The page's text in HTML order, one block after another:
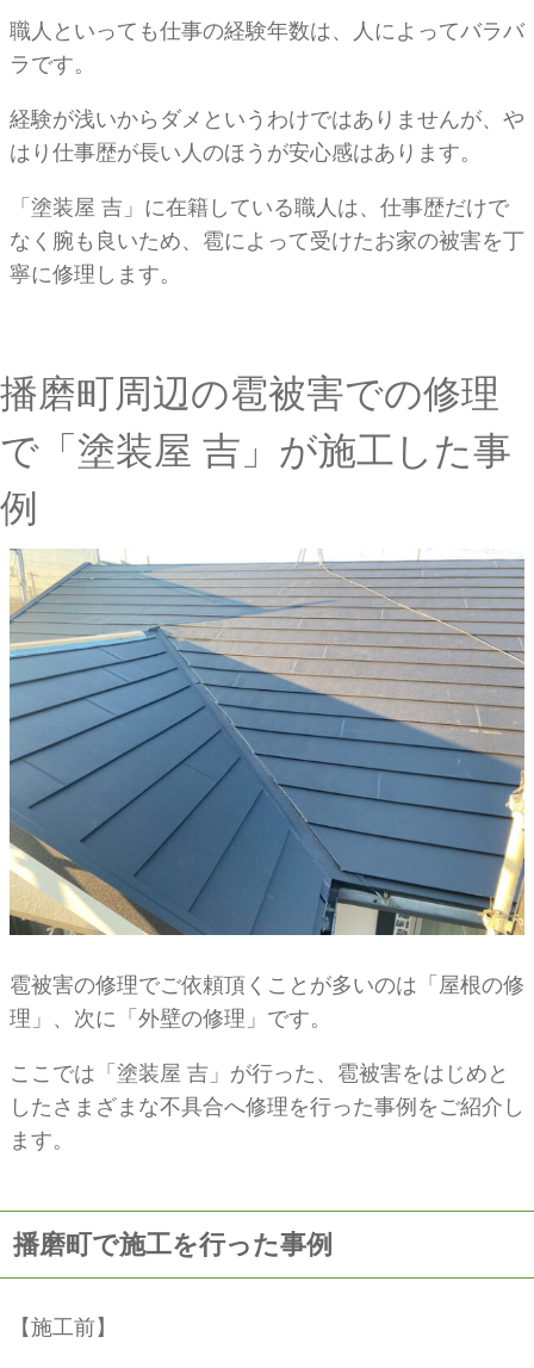
職人といっても仕事の経験年数は、人によってバラバ
ラです。
経験が浅いからダメというわけではありませんが、や
はり仕事歴が長い人のほうが安心感はあります。
「塗装屋 吉」に在籍している職人は、仕事歴だけで
なく腕も良いため、雹によって受けたお家の被害を丁
寧に修理します。
播磨町周辺の雹被害での修理
で「塗装屋 吉」が施工した事
例
雹被害の修理でご依頼頂くことが多いのは「屋根の修
理」、次に「外壁の修理」です。
ここでは「塗装屋 吉」が行った、雹被害をはじめと
したさまざまな不具合へ修理を行った事例をご紹介し
ます。
播磨町で施工を行った事例
【施工前】